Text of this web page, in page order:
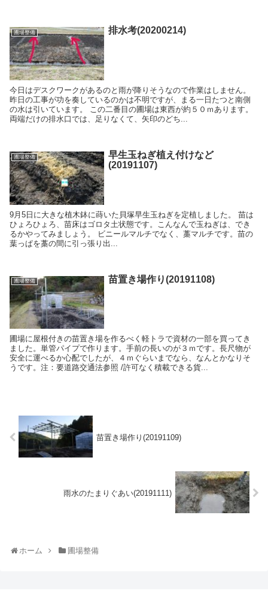
圃場整備 排水考(20200214)
今日はデスクワークがあるのと雨が降りそうなので作業はしません。
昨日の工事が功を奏しているのかは不明ですが、まる一日たつと南側
の水は引いています。 この二番目の圃場は東西が約５０ｍあります。
両端だけの排水口では、足りなくて、矢印のどち...
圃場整備
早生玉ねぎ植え付けなど
(20191107)
9月5日に大きな植木鉢に蒔いた貝塚早生玉ねぎを定植しました。 苗は
ひょろひょろ、苗床はゴロタ土状態です。こんなんで玉ねぎは、でき
るかやってみましょう。 ビニールマルチでなく、藁マルチです。苗の
葉っぱを藁の間に引っ張り出...
圃場整備 苗置き場作り(20191108)
圃場に屋根付きの苗置き場を作るべく軽トラで資材の一部を買ってき
ました。単管パイプで作ります。手前の長いのが３ｍです。長尺物が
安全に運べるか心配でしたが、４ｍぐらいまでなら、なんとかなりそ
うです。注：要道路交通法参照 /許可なく積載できる貨...
苗置き場作り(20191109)
雨水のたまりぐあい(20191111)
ホーム 圃場整備